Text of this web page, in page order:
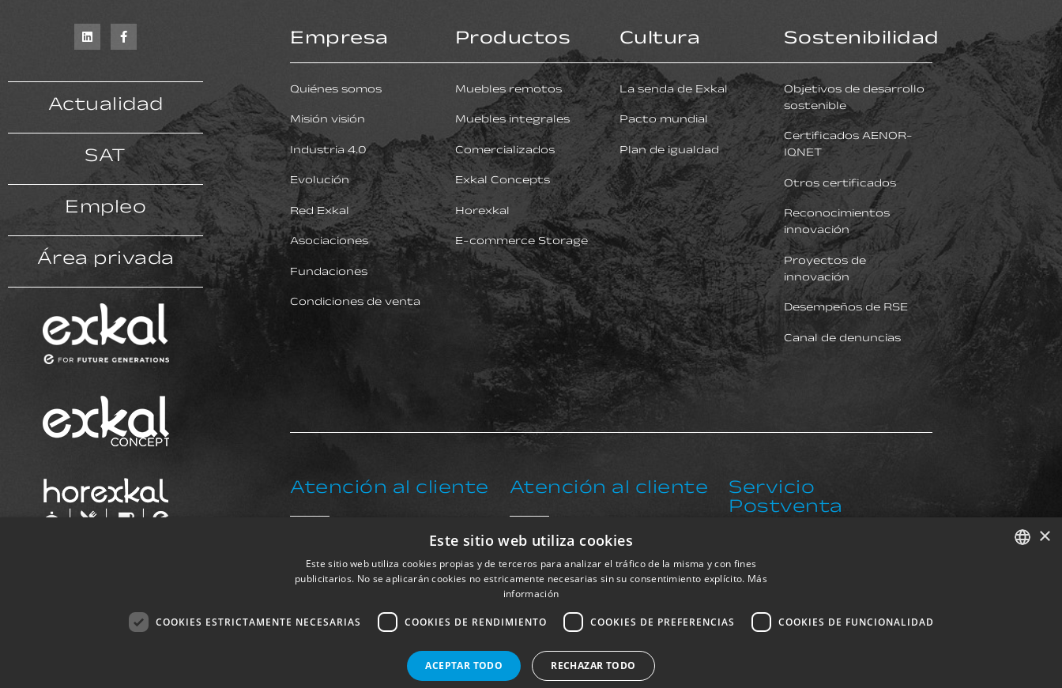
Actualidad
SAT
Empleo
Área privada
Empresa Productos Cultura Sostenibilidad
Quiénes somos
Misión visión
Industria 4.0
Evolución
Red Exkal
Asociaciones
Fundaciones
Condiciones de venta
Muebles remotos
Muebles integrales
Comercializados
Exkal Concepts
Horexkal
E-commerce Storage
La senda de Exkal
Pacto mundial
Plan de igualdad
Objetivos de desarrollo
sostenible
Certificados AENOR-
IQNET
Otros certificados
Reconocimientos
innovación
Proyectos de
innovación
Desempeños de RSE
Canal de denuncias
Atención al cliente
+34 948 708 292
Atención al cliente
+34 91 833 98 86
sat@exkalsa.com
Servicio
Postventa
postventa@exkalsa.com
×
Este sitio web utiliza cookies
Este sitio web utiliza cookies propias y de terceros para analizar el tráfico de la misma y con fines
publicitarios. No se aplicarán cookies no estricamente necesarias sin su consentimiento explícito. Más
información
COOKIES ESTRICTAMENTE NECESARIAS COOKIES DE RENDIMIENTO COOKIES DE PREFERENCIAS COOKIES DE FUNCIONALIDAD
ACEPTAR TODO RECHAZAR TODO